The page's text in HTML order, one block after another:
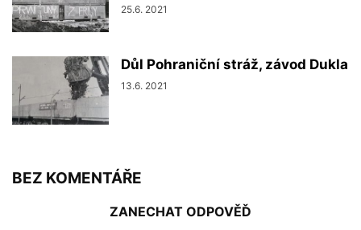
25.6. 2021
Důl Pohraniční stráž, závod Dukla
13.6. 2021
BEZ KOMENTÁŘE
ZANECHAT ODPOVĚĎ